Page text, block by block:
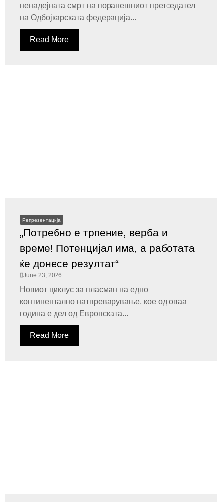
ненадејната смрт на поранешниот претседател
на Одбојкарската федерација...
Read More
Репрезентација
„Потребно е трпение, верба и
време! Потенцијал има, а работата
ќе донесе резултат“
June 23, 2026
Новиот циклус за пласман на едно
континентално натпреварување, кое од оваа
година е дел од Европската...
Read More